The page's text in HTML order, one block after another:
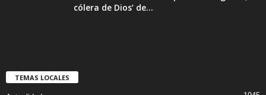
cólera de Dios’ de...
TEMAS LOCALES